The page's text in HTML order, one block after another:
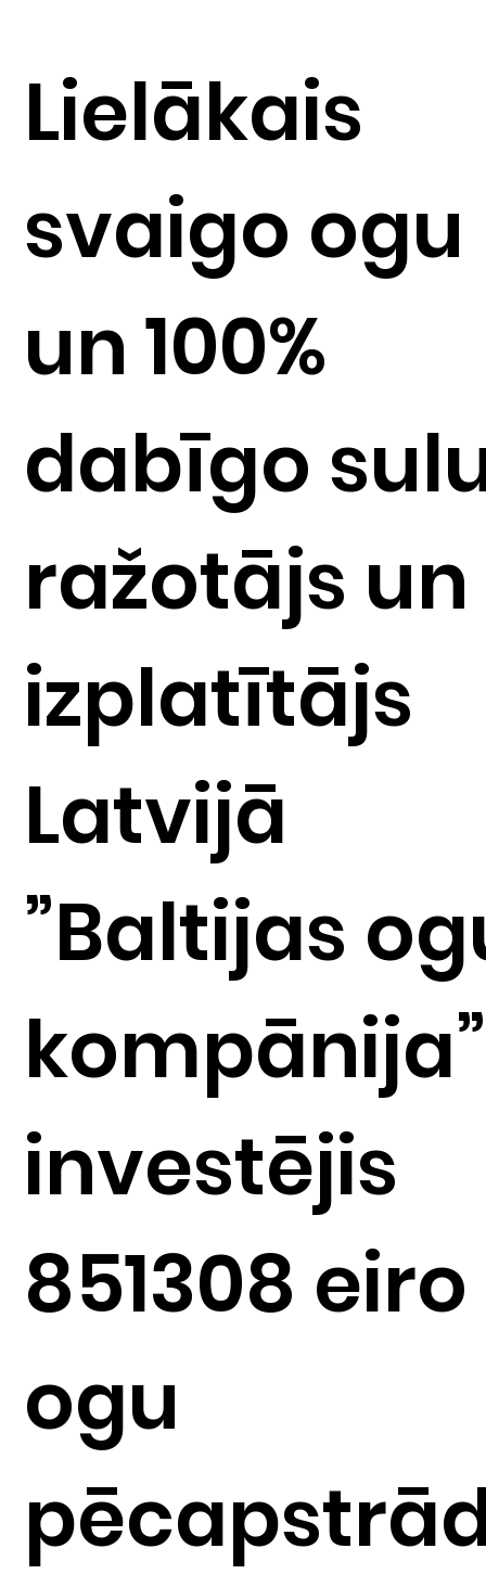
Lielākais
svaigo ogu
un 100%
dabīgo
ražotājs un
izplatītājs
Latvijā
”Baltijas
kompānija”
investējis
851308 eiro
ogu